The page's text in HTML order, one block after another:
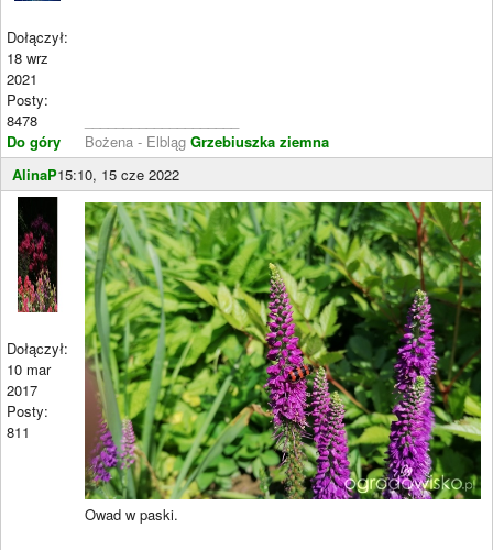
Dołączył:
18 wrz
2021
Posty:
8478
Do góry
Bożena - Elbląg Grzebiuszka ziemna
AlinaP15:10, 15 cze 2022
Dołączył:
10 mar
2017
Posty:
811
Owad w paski.